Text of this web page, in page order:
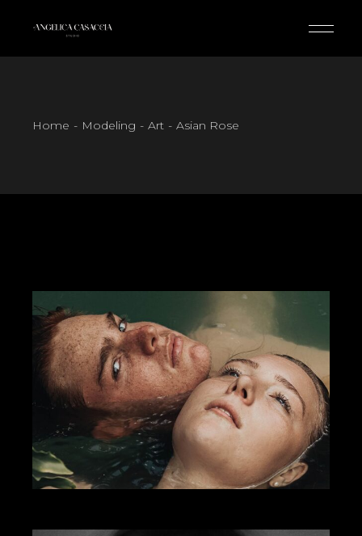
Home Modeling Art Asian Rose